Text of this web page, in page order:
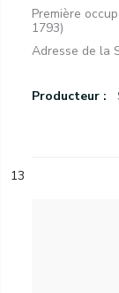
Première
1793)
Adresse de la
Producteur :
13